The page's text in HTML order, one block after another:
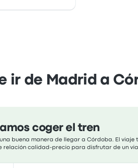
ir de Madrid a
coger el tren
buena manera de llegar a Córdoba. El viaje
relación calidad-precio para disfrutar de un